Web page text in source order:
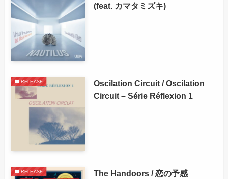
(feat. カマタミズキ)
RELEASE
Oscilation Circuit / Oscilation
Circuit – Série Réflexion 1
RELEASE The Handoors / 恋の予感